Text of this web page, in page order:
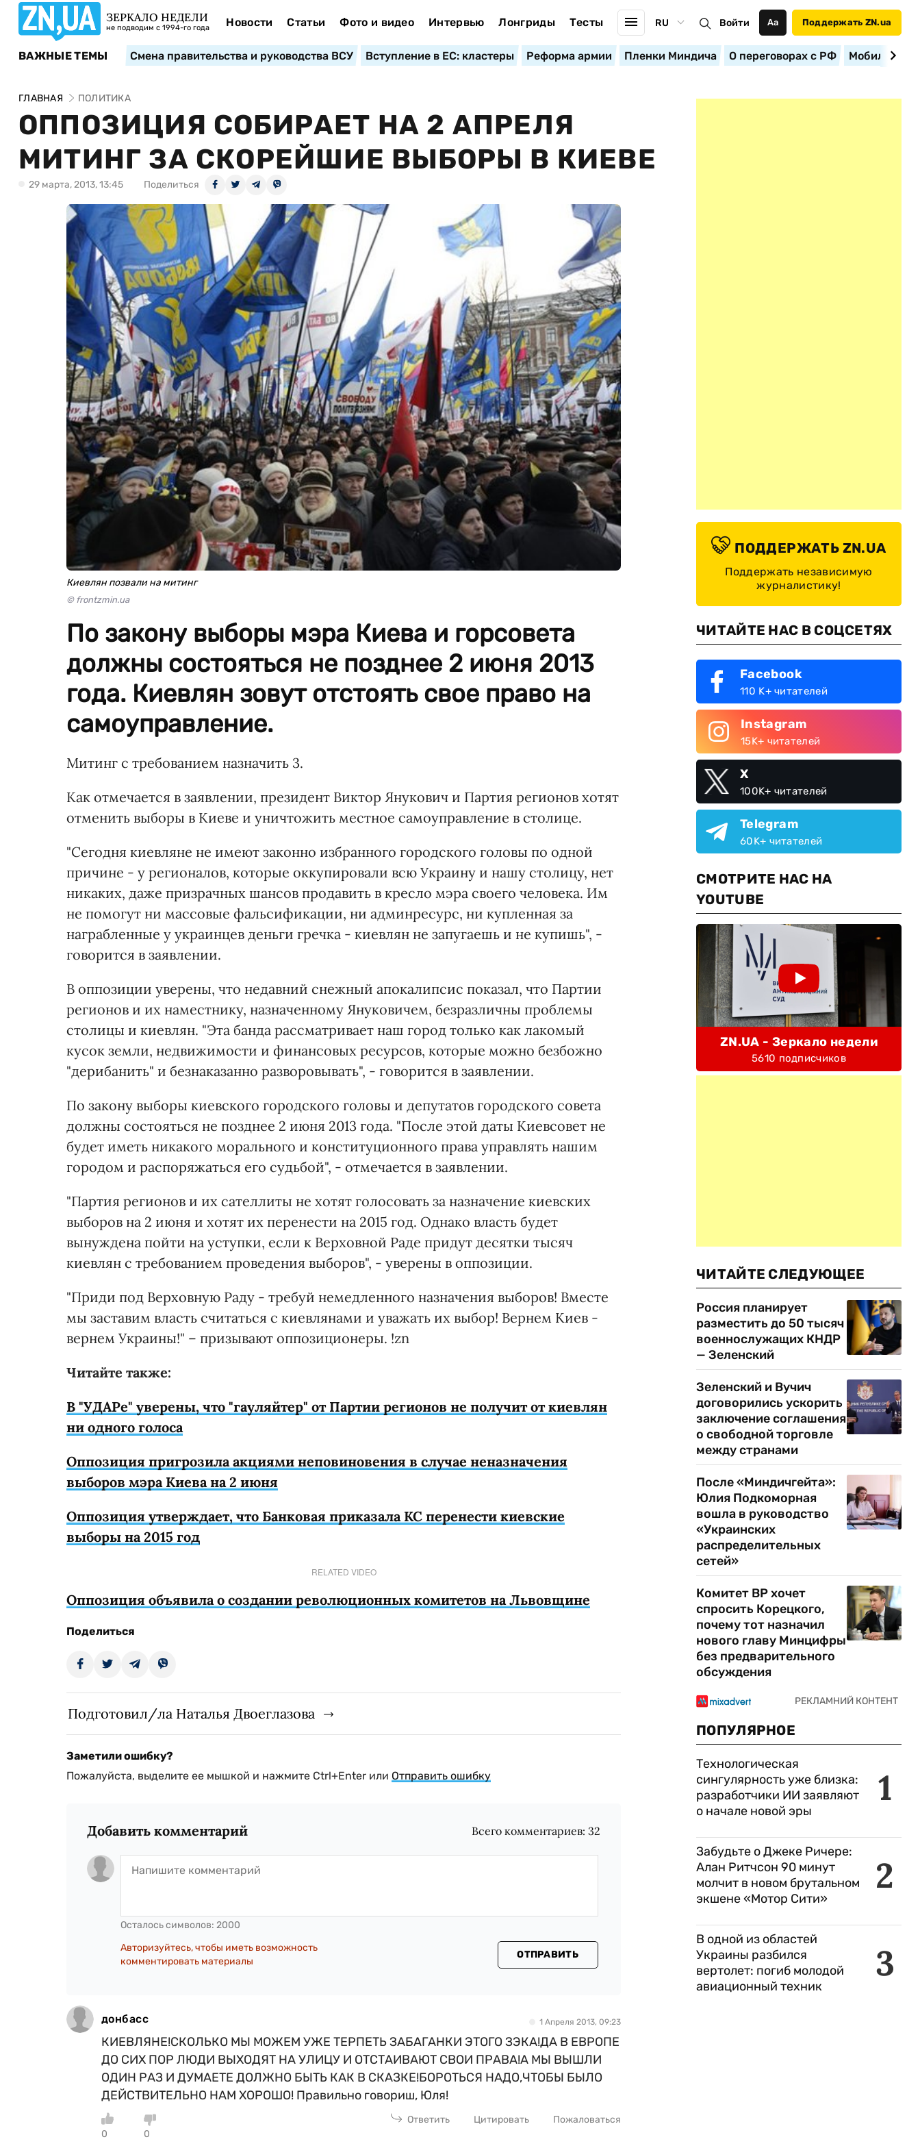
ЗЕРКАЛО НЕДЕЛИ
не подводим с 1994-го года Новости Статьи Фото и видео Интервью Лонгриды Тесты RU Войти Аа Поддержать ZN.ua
ВАЖНЫЕ ТЕМЫ Смена правительства и руководства ВСУ Вступление в ЕС: кластеры Реформа армии Пленки Миндича О переговорах с РФ
ГЛАВНАЯ ПОЛИТИКА
ОППОЗИЦИЯ СОБИРАЕТ НА 2 АПРЕЛЯ
МИТИНГ ЗА СКОРЕЙШИЕ ВЫБОРЫ В КИЕВЕ
29 марта, 2013, 13:45 Поделиться
Киевлян позвали на митинг
© frontzmin.ua
По закону выборы мэра Киева и горсовета
должны состояться не позднее 2 июня 2013
года. Киевлян зовут отстоять свое право на
самоуправление.
Митинг с требованием назначить 3.
Как отмечается в заявлении, президент Виктор Янукович и Партия регионов хотят
отменить выборы в Киеве и уничтожить местное самоуправление в столице.
"Сегодня киевляне не имеют законно избранного городского головы по одной
причине - у регионалов, которые оккупировали всю Украину и нашу столицу, нет
никаких, даже призрачных шансов продавить в кресло мэра своего человека. Им
не помогут ни массовые фальсификации, ни админресурс, ни купленная за
награбленные у украинцев деньги гречка - киевлян не запугаешь и не купишь", -
говорится в заявлении.
В оппозиции уверены, что недавний снежный апокалипсис показал, что Партии
регионов и их наместнику, назначенному Януковичем, безразличны проблемы
столицы и киевлян. "Эта банда рассматривает наш город только как лакомый
кусок земли, недвижимости и финансовых ресурсов, которые можно безбожно
"дерибанить" и безнаказанно разворовывать", - говорится в заявлении.
По закону выборы киевского городского головы и депутатов городского совета
должны состояться не позднее 2 июня 2013 года. "После этой даты Киевсовет не
будет иметь никакого морального и конституционного права управлять нашим
городом и распоряжаться его судьбой", - отмечается в заявлении.
"Партия регионов и их сателлиты не хотят голосовать за назначение киевских
выборов на 2 июня и хотят их перенести на 2015 год. Однако власть будет
вынуждена пойти на уступки, если к Верховной Раде придут десятки тысяч
киевлян с требованием проведения выборов", - уверены в оппозиции.
"Приди под Верховную Раду - требуй немедленного назначения выборов! Вместе
мы заставим власть считаться с киевлянами и уважать их выбор! Вернем Киев -
вернем Украины!" – призывают оппозиционеры. !zn
Читайте также:
В "УДАРе" уверены, что "гауляйтер" от Партии регионов не получит от киевлян
ни одного голоса
Оппозиция пригрозила акциями неповиновения в случае неназначения
выборов мэра Киева на 2 июня
Оппозиция утверждает, что Банковая приказала КС перенести киевские
выборы на 2015 год
RELATED VIDEO
Оппозиция объявила о создании революционных комитетов на Львовщине
Поделиться
Подготовил/ла Наталья Двоеглазова
Заметили ошибку?
Пожалуйста, выделите ее мышкой и нажмите Ctrl+Enter или Отправить ошибку
Добавить комментарий Всего комментариев:32
Осталось символов: 2000
Авторизуйтесь, чтобы иметь возможность
комментировать материалы
ОТПРАВИТЬ
донбасс 1 Апреля 2013, 09:23
КИЕВЛЯНЕ!СКОЛЬКО МЫ МОЖЕМ УЖЕ ТЕРПЕТЬ ЗАБАГАНКИ ЭТОГО ЗЭКА!ДА В ЕВРОПЕ
ДО СИХ ПОР ЛЮДИ ВЫХОДЯТ НА УЛИЦУ И ОТСТАИВАЮТ СВОИ ПРАВА!А МЫ ВЫШЛИ
ОДИН РАЗ И ДУМАЕТЕ ДОЛЖНО БЫТЬ КАК В СКАЗКЕ!БОРОТЬСЯ НАДО,ЧТОБЫ БЫЛО
ДЕЙСТВИТЕЛЬНО НАМ ХОРОШО! Правильно говориш, Юля!
0 0
Ответить Цитировать Пожаловаться
ПОДДЕРЖАТЬ ZN.UA
Поддержать независимую
журналистику!
ЧИТАЙТЕ НАС В СОЦСЕТЯХ
Facebook
110 K+ читателей
Instagram
15K+ читателей
X
100K+ читателей
Telegram
60K+ читателей
СМОТРИТЕ НАС НА
YOUTUBE
ZN.UA - Зеркало недели
5610 подписчиков
ЧИТАЙТЕ СЛЕДУЮЩЕЕ
Россия планирует
разместить до 50 тысяч
военнослужащих КНДР
— Зеленский
Зеленский и Вучич
договорились ускорить
заключение соглашения
о свободной торговле
между странами
После «Миндичгейта»:
Юлия Подкоморная
вошла в руководство
«Украинских
распределительных
сетей»
Комитет ВР хочет
спросить Корецкого,
почему тот назначил
нового главу Минцифры
без предварительного
обсуждения
ПОПУЛЯРНОЕ
1
Технологическая
сингулярность уже близка:
разработчики ИИ заявляют
о начале новой эры
2
Забудьте о Джеке Ричере:
Алан Ритчсон 90 минут
молчит в новом брутальном
экшене «Мотор Сити»
3
В одной из областей
Украины разбился
вертолет: погиб молодой
авиационный техник